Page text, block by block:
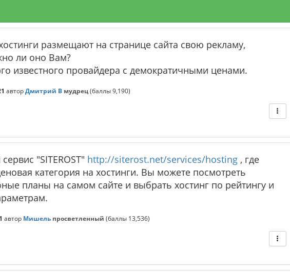
размещают на странице сайта свою рекламу,
ли оно Вам?
известного провайдера с демократичными ценами.
авторДмитрий В мудрец(баллы9,190)
"SITEROST" http://siterost.net/services/hosting , где
категория на хостинги. Вы можете посмотреть
планы на самом сайте и выбрать хостинг по рейтингу и
автор Мишель просветленный (баллы 13,536)